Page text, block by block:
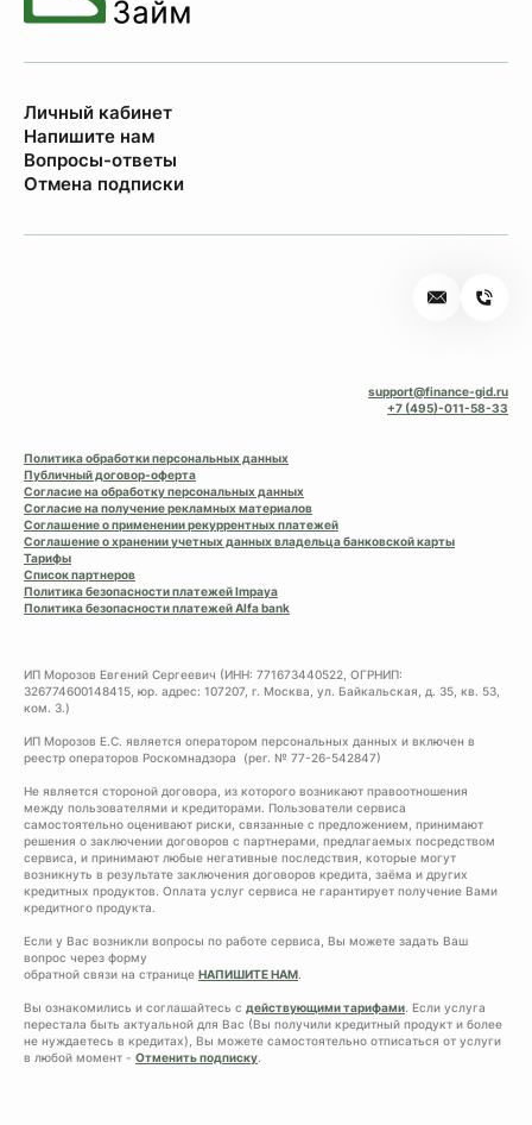
Личный кабинет
Напишите нам
Вопросы-ответы
Отмена подписки
support@finance-gid.ru
+7 (495)-011-58-33
Политика обработки персональных данных
Публичный договор-оферта
Согласие на обработку персональных данных
Согласие на получение рекламных материалов
Соглашение о применении рекуррентных платежей
Соглашение о хранении учетных данных владельца банковской карты
Тарифы
Список партнеров
Политика безопасности платежей Impaya
Политика безопасности платежей Alfa bank
ИП Морозов Евгений Сергеевич (ИНН: 771673440522, ОГРНИП:
326774600148415, юр. адрес: 107207, г. Москва, ул. Байкальская, д. 35, кв. 53,
ком. 3.)
ИП Морозов Е.С. является оператором персональных данных и включен в
реестр операторов Роскомнадзора (рег. № 77-26-542847)
Не является стороной договора, из которого возникают правоотношения
между пользователями и кредиторами. Пользователи сервиса
самостоятельно оценивают риски, связанные с предложением, принимают
решения о заключении договоров с партнерами, предлагаемых посредством
сервиса, и принимают любые негативные последствия, которые могут
возникнуть в результате заключения договоров кредита, заёма и других
кредитных продуктов. Оплата услуг сервиса не гарантирует получение Вами
кредитного продукта.
Если у Вас возникли вопросы по работе сервиса, Вы можете задать Ваш
вопрос через форму
обратной связи на странице НАПИШИТЕ НАМ.
Вы ознакомились и соглашайтесь с действующими тарифами. Если услуга
перестала быть актуальной для Вас (Вы получили кредитный продукт и более
не нуждаетесь в кредитах), Вы можете самостоятельно отписаться от услуги
в любой момент - Отменить подписку.